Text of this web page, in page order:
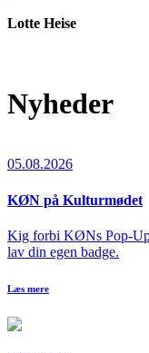
Lotte Heise
Nyheder
05.08.2026
KØN på Kulturmødet
Kig forbi KØNs Pop-Up
lav din egen badge.
Læs mere